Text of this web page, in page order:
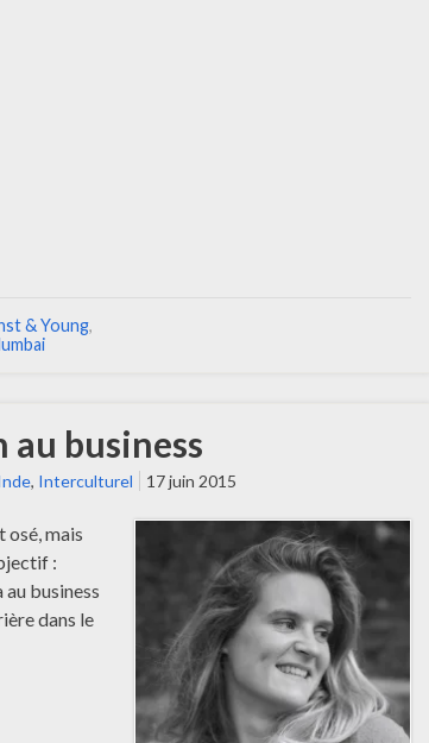
& Young,
au business
, Interculturel 17 juin 2015
osé, mais
:
business
dans le